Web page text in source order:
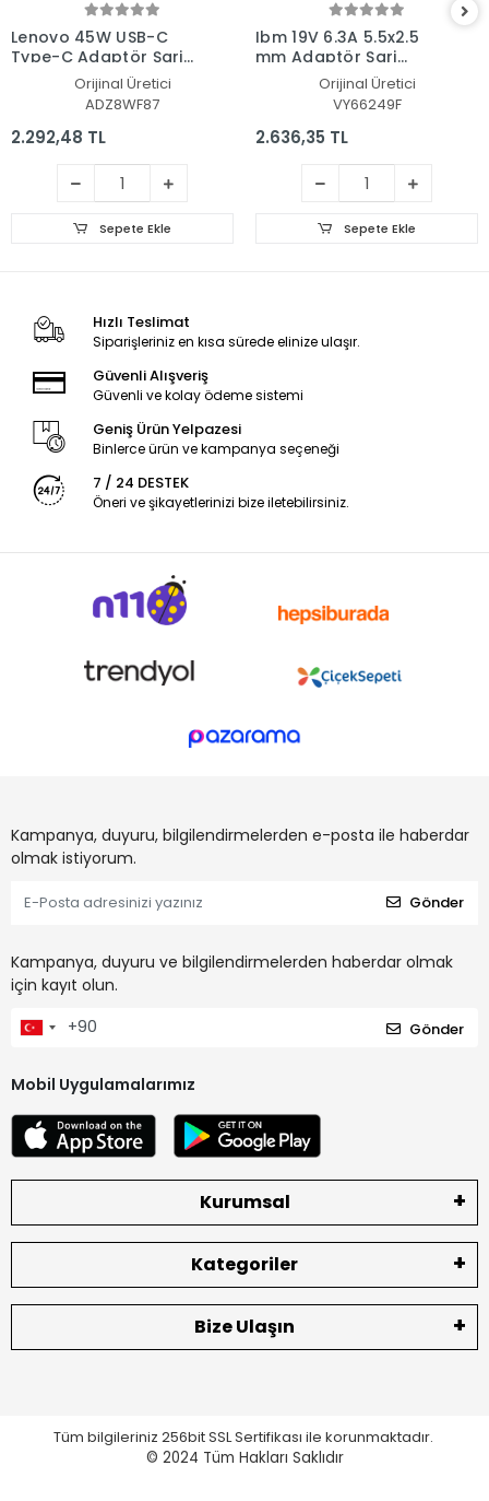
Lenovo 45W USB-C
Type-C Adaptör Şarj
Aleti-CihazıOrijinal Üretici
ADZ8WF87
2.292,48 TL
Sepete Ekle
Ibm 19V 6.3A 5.5x2.5
mm Adaptör Şarj
Aleti-CihazıOrijinal Üretici
VY66249F
2.636,35 TL
Sepete Ekle
Hızlı Teslimat
Siparişleriniz en kısa sürede elinize ulaşır.
Güvenli Alışveriş
Güvenli ve kolay ödeme sistemi
Geniş Ürün Yelpazesi
Binlerce ürün ve kampanya seçeneği
7 / 24 DESTEK
Öneri ve şikayetlerinizi bize iletebilirsiniz.
Kampanya, duyuru, bilgilendirmelerden e-posta ile haberdar
olmak istiyorum.
Gönder
Kampanya, duyuru ve bilgilendirmelerden haberdar olmak
için kayıt olun.
Gönder
Mobil Uygulamalarımız
Kurumsal
Kategoriler
Bize Ulaşın
Tüm bilgileriniz 256bit SSL Sertifikası ile korunmaktadır.
© 2024 Tüm Hakları Saklıdır